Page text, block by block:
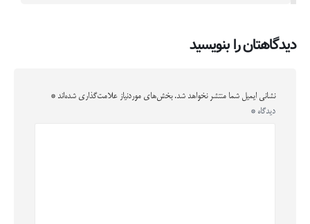
دیدگاهتان را بنویسید
نشانی ایمیل شما منتشر نخواهد شد. بخش‌های موردنیاز علامت‌گذاری شده‌اند *
دیدگاه *